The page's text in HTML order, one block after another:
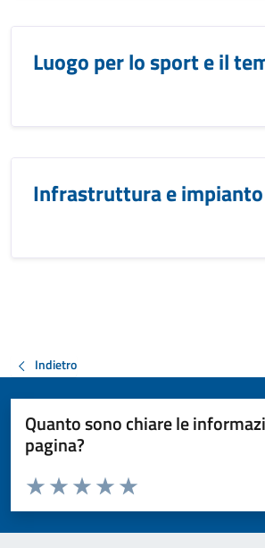
Luogo per lo sport e il
Infrastruttura e impianto
Indietro
Quanto sono chiare le
pagina?
Valuta da 1 a 5 stelle la pagina
Valuta 5 stelle su 5
Valuta 4 stelle su 5
Valuta 3 stelle su 5
Valuta 2 stelle su 5
Valuta 1 stelle su 5